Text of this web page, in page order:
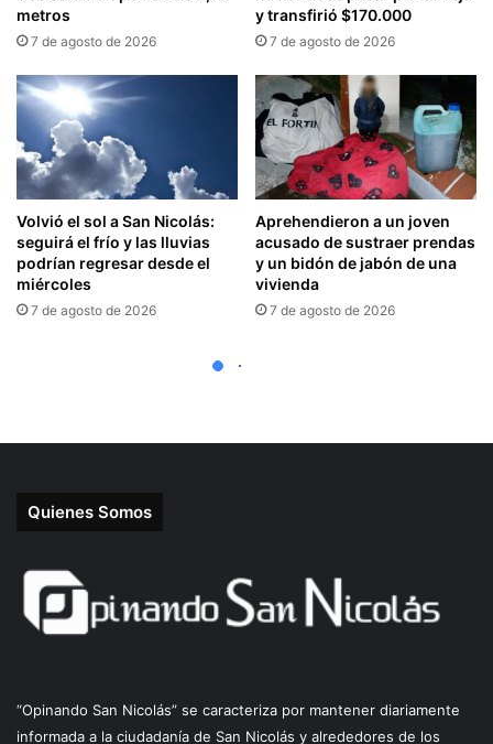
Quienes Somos
“Opinando San Nicolás” se caracteriza por mantener diariamente
informada a la ciudadanía de San Nicolás y alrededores de los